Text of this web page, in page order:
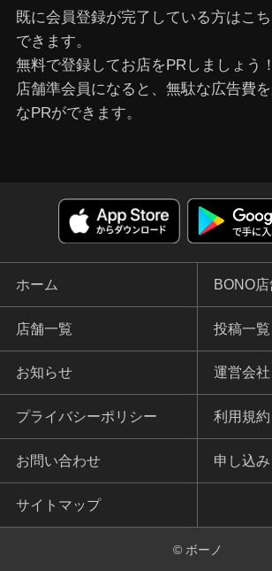
既に会員登録が完了している⽅はこ
できます。
無料で登録してお店をPRしましょう！
店舗準会員になると、無駄な広告費
なPRができます。
ホーム BONO
店舗一覧 投稿一覧
お知らせ 運営会社
プライバシーポリシー 利用規約
お問い合わせ 申し込み
サイトマップ
© ボーノ